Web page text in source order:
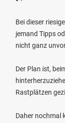
Bei dieser
jemand Tipps
nicht ganz
Der Plan ist,
Rastplätzen
Daher nochmal